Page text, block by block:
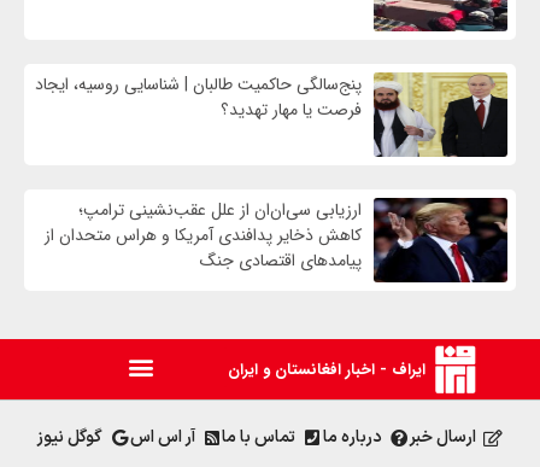
پنج‌سالگی حاکمیت طالبان | شناسایی روسیه، ایجاد
فرصت‌ یا مهار تهدید؟
ارزیابی سی‌ان‌ان از علل عقب‌نشینی ترامپ؛
کاهش ذخایر پدافندی آمریکا و هراس متحدان از
پیامدهای اقتصادی جنگ
ایراف - اخبار افغانستان و ایران
ارسال خبر درباره ما تماس با ما آر اس اس گوگل نیوز